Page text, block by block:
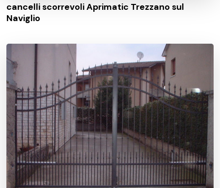
cancelli scorrevoli Aprimatic Trezzano sul
Naviglio